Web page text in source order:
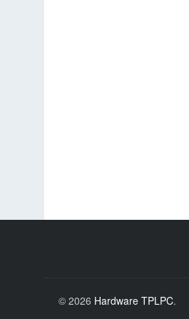
© 2026 Hardware TPLPC.